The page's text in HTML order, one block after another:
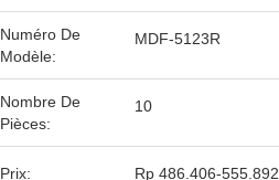
Numéro De
Modèle:
MDF-5123R
Nombre De
Pièces:
10
Prix: Rp 486.406-555.892